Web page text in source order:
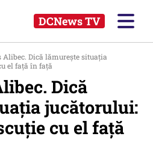
DCNews TV
Alibec. Dică lămurește situația
el faţă în faţă
Dică
jucătorului:
cu el faţă